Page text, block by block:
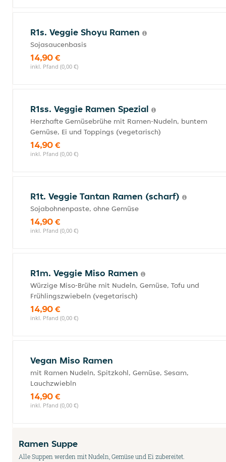
R1s. Veggie Shoyu Ramen
Sojasaucenbasis
14,90 €
inkl. Pfand (0,00 €)
R1ss. Veggie Ramen Spezial
Herzhafte Gemüsebrühe mit Ramen-Nudeln, buntem
Gemüse, Ei und Toppings (vegetarisch)
14,90 €
inkl. Pfand (0,00 €)
R1t. Veggie Tantan Ramen (scharf)
Sojabohnenpaste, ohne Gemüse
14,90 €
inkl. Pfand (0,00 €)
R1m. Veggie Miso Ramen
Würzige Miso-Brühe mit Nudeln, Gemüse, Tofu und
Frühlingszwiebeln (vegetarisch)
14,90 €
inkl. Pfand (0,00 €)
Vegan Miso Ramen
mit Ramen Nudeln, Spitzkohl, Gemüse, Sesam,
Lauchzwiebln
14,90 €
inkl. Pfand (0,00 €)
Ramen Suppe
Alle Suppen werden mit Nudeln, Gemüse und Ei zubereitet.